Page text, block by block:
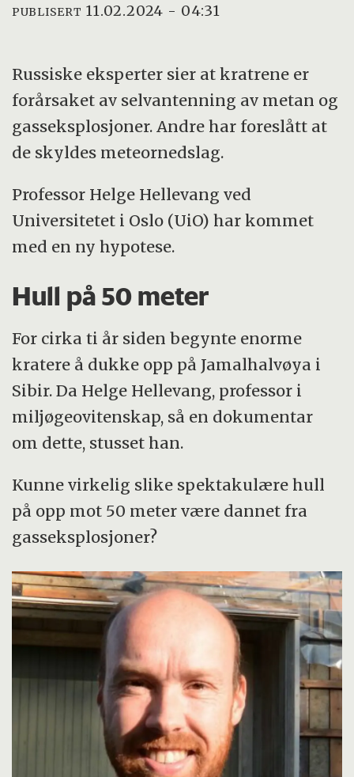
PUBLISERT 11.02.2024 - 04:31
Russiske eksperter sier at kratrene er
forårsaket av selvantenning av metan og
gasseksplosjoner. Andre har foreslått at
de skyldes meteornedslag.
Professor Helge Hellevang ved
Universitetet i Oslo (UiO) har kommet
med en ny hypotese.
Hull på 50 meter
For cirka ti år siden begynte enorme
kratere å dukke opp på Jamalhalvøya i
Sibir. Da Helge Hellevang, professor i
miljøgeovitenskap, så en dokumentar
om dette, stusset han.
Kunne virkelig slike spektakulære hull
på opp mot 50 meter være dannet fra
gasseksplosjoner?